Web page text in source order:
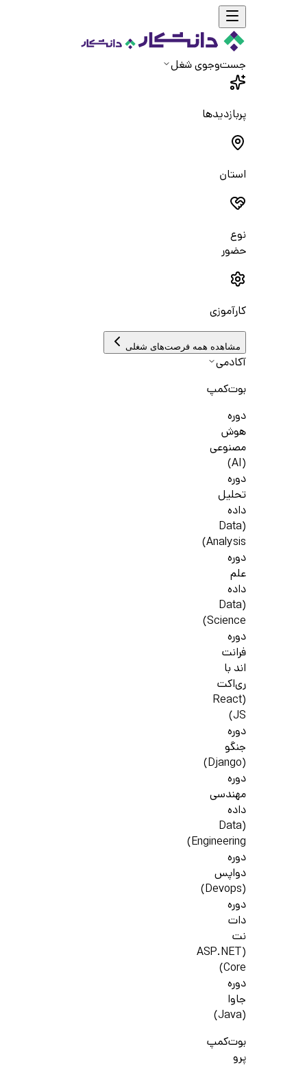
جست‌و‌جوی شغل
پربازدیدها
استان
نوع
حضور
کارآموزی
مشاهده همه فرصت‌های شغلی
آکادمی
بوت‌کمپ
دوره
هوش
مصنوعی
(AI)
دوره
تحلیل
داده
(Data
Analysis)
دوره
علم
داده
(Data
Science)
دوره
فرانت
اند با
ری‌اکت
(React
JS)
دوره
جنگو
(Django)
دوره
مهندسی
داده
(Data
Engineering)
دوره
دواپس
(Devops)
دوره
دات
نت
(ASP.NET
Core)
دوره
جاوا
(Java)
بوت‌کمپ
پرو